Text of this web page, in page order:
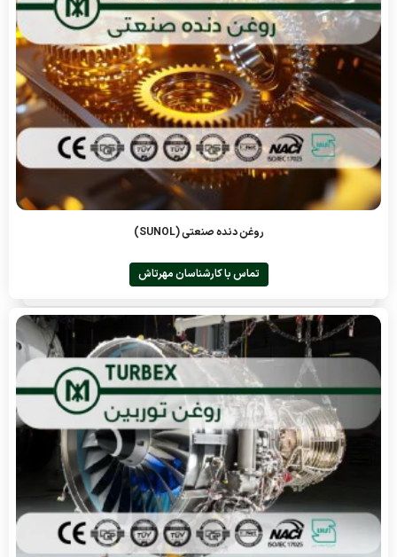
روغن دنده صنعتی (SUNOL)
تماس با کارشناسان مهرتاش